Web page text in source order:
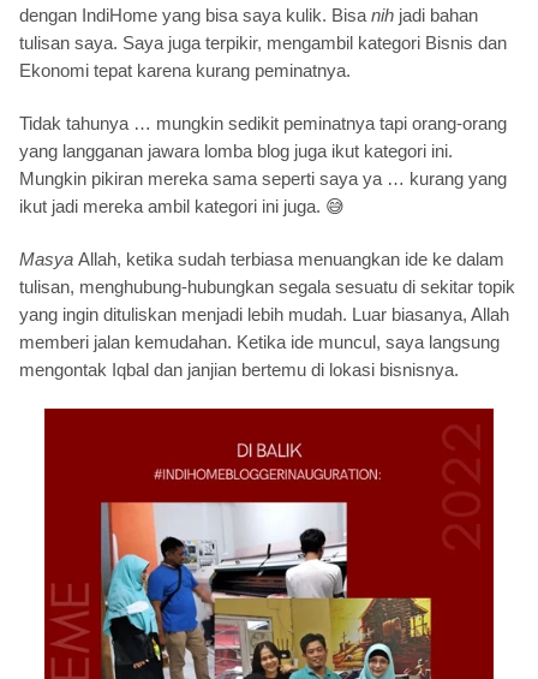
dengan IndiHome yang bisa saya kulik. Bisa nih jadi bahan
tulisan saya. Saya juga terpikir, mengambil kategori Bisnis dan
Ekonomi tepat karena kurang peminatnya.
Tidak tahunya … mungkin sedikit peminatnya tapi orang-orang
yang langganan jawara lomba blog juga ikut kategori ini.
Mungkin pikiran mereka sama seperti saya ya … kurang yang
ikut jadi mereka ambil kategori ini juga. 😅
Masya Allah, ketika sudah terbiasa menuangkan ide ke dalam
tulisan, menghubung-hubungkan segala sesuatu di sekitar topik
yang ingin dituliskan menjadi lebih mudah. Luar biasanya, Allah
memberi jalan kemudahan. Ketika ide muncul, saya langsung
mengontak Iqbal dan janjian bertemu di lokasi bisnisnya.